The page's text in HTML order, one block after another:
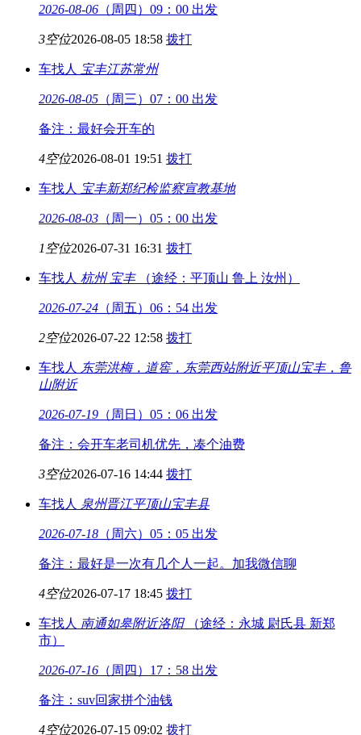
2026-08-06 （周四）09：00 出发
3空位2026-08-05 18:58 拨打
车找人 宝丰江苏常州
2026-08-05 （周三）07：00 出发
备注：最好会开车的
4空位2026-08-01 19:51 拨打
车找人 宝丰新郑纪检监察宣教基地
2026-08-03 （周一）05：00 出发
1空位2026-07-31 16:31 拨打
车找人 杭州宝丰 （途经：平顶山 鲁上 汝州）
2026-07-24 （周五）06：54 出发
2空位2026-07-22 12:58 拨打
车找人 东莞洪梅，道窖，东莞西站附近平顶山宝丰，鲁
山附近
2026-07-19 （周日）05：06 出发
备注：会开车老司机优先，凑个油费
3空位2026-07-16 14:44 拨打
车找人 泉州晋江平顶山宝丰县
2026-07-18 （周六）05：05 出发
备注：最好是一次有几个人一起。加我微信聊
4空位2026-07-17 18:45 拨打
车找人 南通如皋附近洛阳
（途经：永城 尉氏县 新郑
市）
2026-07-16 （周四）17：58 出发
备注：suv回家拼个油钱
4空位2026-07-15 09:02 拨打